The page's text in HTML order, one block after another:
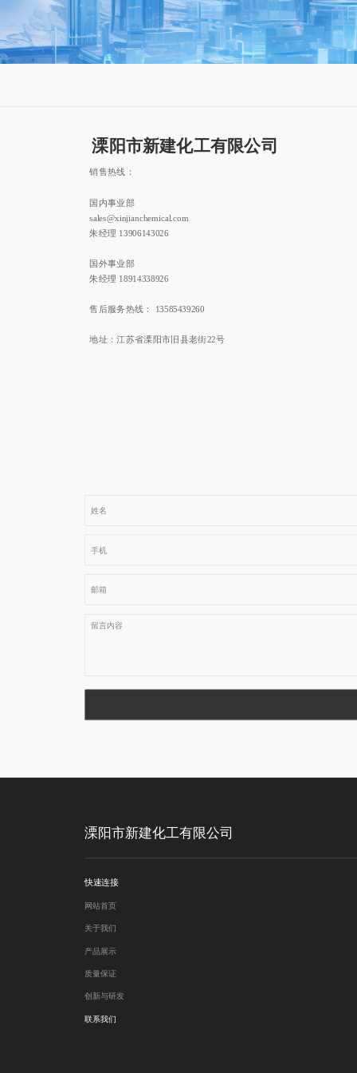
溧阳市新建化工有限公司
销售热线：
国内事业部
sales@xinjianchemical.com
朱经理 13906143026
国外事业部
朱经理 18914338926
售后服务热线： 13585439260
地址：江苏省溧阳市旧县老街22号
溧阳市新建化工有限公司
网站首页
关于我们
产品展示
质量保证
创新与研发
联系我们
快速连接